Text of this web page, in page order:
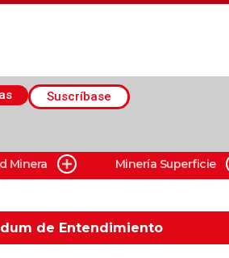
Suscríbase
Minera Minería Superficie
de Entendimiento